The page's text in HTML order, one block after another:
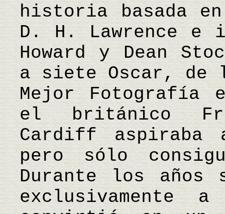
historia basada
D. H. Lawrence e
Howard y Dean
a siete Oscar, de
Mejor Fotografía
el británico
Cardiff aspiraba
pero sólo
Durante los años